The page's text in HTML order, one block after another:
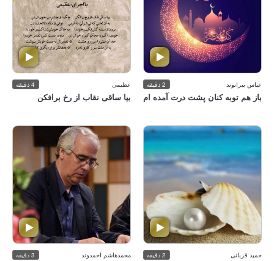
عباس بیرانوند 2 دقیقه
باز هم توبه كنان پشت درت آمده ام
عظیمی 4 دقیقه
بیا ساقی نقاب از رخ برافكن
حمید قربانی 2 دقیقه
قدر ما گردون دون همت نمی داند كه
محمدهاشم احمدوند 3 دقیقه
ای دوای درد بی‌ درمان ما